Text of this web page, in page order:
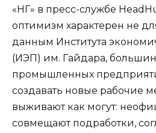
«НГ» в пресс-службе
оптимизм характерен не
данным Института
(ИЭП) им. Гайдара,
промышленных
создавать новые рабочие
выживают как могут:
совмещают подработки,